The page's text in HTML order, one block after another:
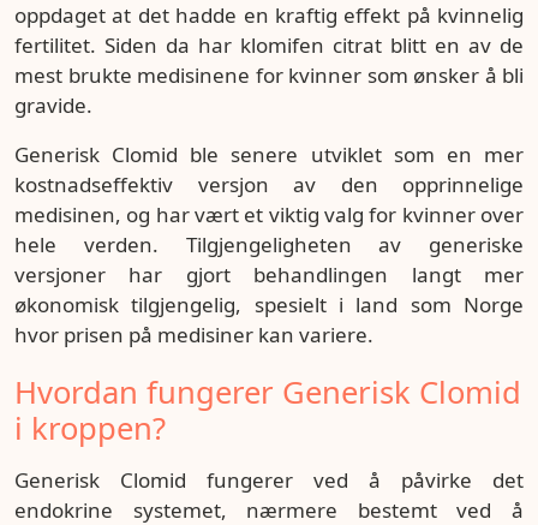
oppdaget at det hadde en kraftig effekt på kvinnelig
fertilitet. Siden da har klomifen citrat blitt en av de
mest brukte medisinene for kvinner som ønsker å bli
gravide.
Generisk Clomid ble senere utviklet som en mer
kostnadseffektiv versjon av den opprinnelige
medisinen, og har vært et viktig valg for kvinner over
hele verden. Tilgjengeligheten av generiske
versjoner har gjort behandlingen langt mer
økonomisk tilgjengelig, spesielt i land som Norge
hvor prisen på medisiner kan variere.
Hvordan fungerer Generisk Clomid
i kroppen?
Generisk Clomid fungerer ved å påvirke det
endokrine systemet, nærmere bestemt ved å